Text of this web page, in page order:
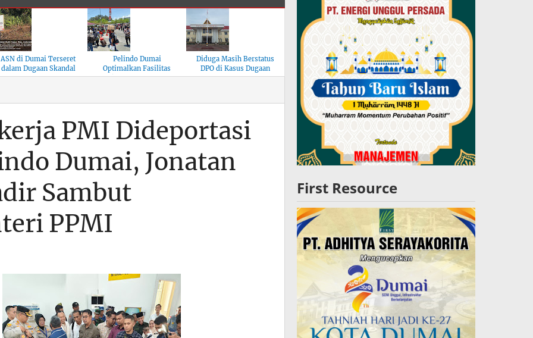
ASN di Dumai Terseret
dalam Dugaan Skandal
Integritas Aparatur
Pelindo Dumai
Optimalkan Fasilitas
untuk Kenyamanan Arus
Diduga Masih Berstatus
DPO di Kasus Dugaan
Pemalsuan Paspor, Polres
PMI Dideportasi
Dumai, Jonatan
Sambut
PPMI
First Resource